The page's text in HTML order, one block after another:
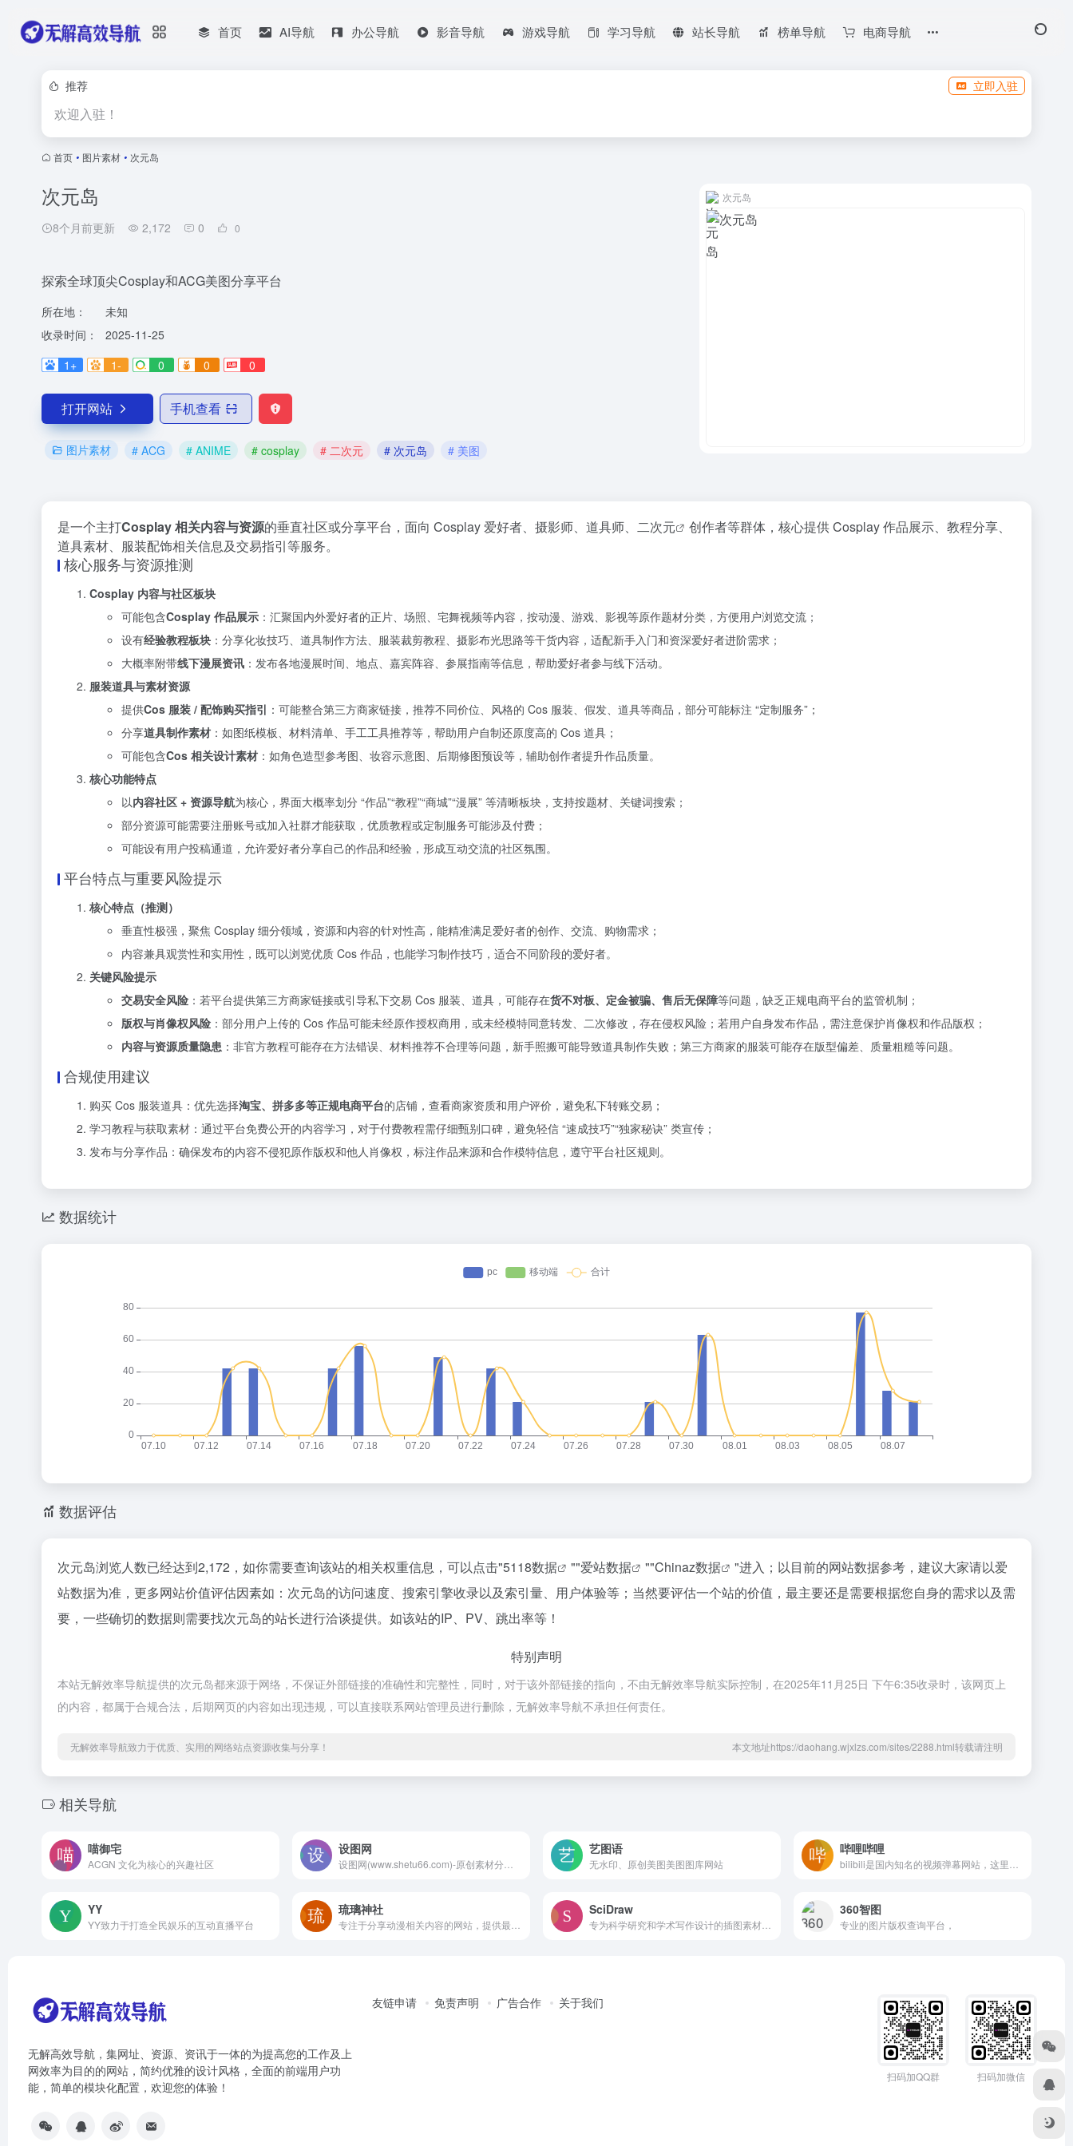
首页 AI导航 办公导航 影音导航 游戏导航 学习导航 站长导航 榜单导航 电商导航
推荐 立即入驻
欢迎入驻！
首页 • 图片素材 • 次元岛
次元岛
8个月前更新 2,172 0 0
探索全球顶尖Cosplay和ACG美图分享平台
所在地：
未知
收录时间：
2025-11-25
1+
1- 0 0 0
打开网站 手机查看
图片素材 # ACG # ANIME # cosplay # 二次元 # 次元岛 # 美图
次元岛
是一个主打Cosplay 相关内容与资源的垂直社区或分享平台，面向 Cosplay 爱好者、摄影师、道具师、 二次元
创作者等群体，核心提供 Cosplay 作品展示、教程分享、
道具素材、服装配饰相关信息及交易指引等服务。
核心服务与资源推测
Cosplay 内容与社区板块
可能包含Cosplay 作品展示 ：汇聚国内外爱好者的正片、场照、宅舞视频等内容，按动漫、游戏、影视等原作题材分类，方便用户浏览交流；
设有经验教程板块 ：分享化妆技巧、道具制作方法、服装裁剪教程、摄影布光思路等干货内容，适配新手入门和资深爱好者进阶需求；
大概率附带线下漫展资讯 ：发布各地漫展时间、地点、嘉宾阵容、参展指南等信息，帮助爱好者参与线下活动。
服装道具与素材资源
提供Cos 服装 / 配饰购买指引 ：可能整合第三方商家链接，推荐不同价位、风格的 Cos 服装、假发、道具等商品，部分可能标注 “定制服务”；
分享道具制作素材 ：如图纸模板、材料清单、手工工具推荐等，帮助用户自制还原度高的 Cos 道具；
可能包含Cos 相关设计素材 ：如角色造型参考图、妆容示意图、后期修图预设等，辅助创作者提升作品质量。
核心功能特点
以内容社区 + 资源导航为核心，界面大概率划分 “作品”“教程”“商城”“漫展” 等清晰板块，支持按题材、关键词搜索；
部分资源可能需要注册账号或加入社群才能获取，优质教程或定制服务可能涉及付费；
可能设有用户投稿通道，允许爱好者分享自己的作品和经验，形成互动交流的社区氛围。
平台特点与重要风险提示
核心特点（推测）
垂直性极强，聚焦 Cosplay 细分领域，资源和内容的针对性高，能精准满足爱好者的创作、交流、购物需求；
内容兼具观赏性和实用性，既可以浏览优质 Cos 作品，也能学习制作技巧，适合不同阶段的爱好者。
关键风险提示
交易安全风险 ：若平台提供第三方商家链接或引导私下交易 Cos 服装、道具，可能存在货不对板、定金被骗、售后无保障等问题，缺乏正规电商平台的监管机制；
版权与肖像权风险 ：部分用户上传的 Cos 作品可能未经原作授权商用，或未经模特同意转发、二次修改，存在侵权风险；若用户自身发布作品，需注意保护肖像权和作品版权；
内容与资源质量隐患 ：非官方教程可能存在方法错误、材料推荐不合理等问题，新手照搬可能导致道具制作失败；第三方商家的服装可能存在版型偏差、质量粗糙等问题。
合规使用建议
购买 Cos 服装道具：优先选择淘宝、拼多多等正规电商平台的店铺，查看商家资质和用户评价，避免私下转账交易；
学习教程与获取素材：通过平台免费公开的内容学习，对于付费教程需仔细甄别口碑，避免轻信 “速成技巧”“独家秘诀” 类宣传；
发布与分享作品：确保发布的内容不侵犯原作版权和他人肖像权，标注作品来源和合作模特信息，遵守平台社区规则。
数据统计
数据评估
次元岛浏览人数已经达到2,172，如你需要查询该站的相关权重信息，可以点击"5118数据 ""爱站数据 ""Chinaz数据
"进入；以目前的网站数据参考，建议大家请以爱
站数据为准，更多网站价值评估因素如：次元岛的访问速度、搜索引擎收录以及索引量、用户体验等；当然要评估一个站的价值，最主要还是需要根据您自身的需求以及需
要，一些确切的数据则需要找次元岛的站长进行洽谈提供。如该站的IP、PV、跳出率等！
特别声明
本站无解效率导航提供的次元岛都来源于网络，不保证外部链接的准确性和完整性，同时，对于该外部链接的指向，不由无解效率导航实际控制，在2025年11月25日 下午6:35收录时，该网页上
的内容，都属于合规合法，后期网页的内容如出现违规，可以直接联系网站管理员进行删除，无解效率导航不承担任何责任。
无解效率导航致力于优质、实用的网络站点资源收集与分享！ 本文地址https://daohang.wjxlzs.com/sites/2288.html转载请注明
相关导航
喵御宅
ACGN 文化为核心的兴趣社区
设图网 艺图语
无水印、原创美图美图图库网站
哔哩哔哩
YY
YY致力于打造全民娱乐的互动直播平台
琉璃神社 SciDraw 360智图
专业的图片版权查询平台，
无解高效导航，集网址、资源、资讯于一体的为提高您的工作及上
网效率为目的的网站，简约优雅的设计风格，全面的前端用户功
能，简单的模块化配置，欢迎您的体验！
友链申请 免责声明 广告合作 关于我们
扫码加QQ群 扫码加微信